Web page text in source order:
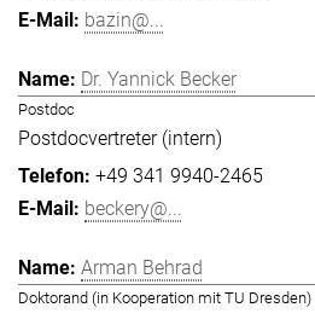
bazin@...
Dr. Yannick Becker
Postdoc
Postdocvertreter (intern)
+49 341 9940-2465
beckery@...
Arman Behrad
Doktorand (in Kooperation mit TU Dresden)